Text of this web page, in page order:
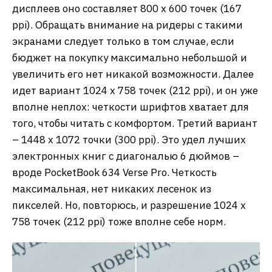
дисплеев оно составляет 800 х 600 точек (167
ppi). Обращать внимание на ридеры с такими
экранами следует только в том случае, если
бюджет на покупку максимально небольшой и
увеличить его нет никакой возможности. Далее
идет вариант 1024 х 758 точек (212 ppi), и он уже
вполне неплох: четкости шрифтов хватает для
того, чтобы читать с комфортом. Третий вариант
– 1448 х 1072 точки (300 ppi). Это удел лучших
электронных книг с диагональю 6 дюймов –
вроде PocketBook 634 Verse Pro. Четкость
максимальная, нет никаких лесенок из
пикселей. Но, повторюсь, и разрешение 1024 х
758 точек (212 ppi) тоже вполне себе норм.